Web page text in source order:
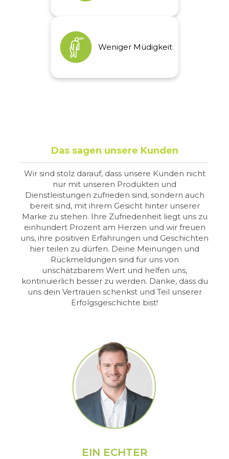
Schilddrüsenhormonen
und zu einer normalen
Schilddrüsenfunktion bei.
Weniger Müdigkeit
Weniger Müdigkeit
Eisen, Folsäure,
Magnesium, Vitamin C,
tragen zur Verringerung
Das sagen unsere Kunden
Wir sind stolz darauf, dass unsere Kunden nicht
nur mit unseren Produkten und
Dienstleistungen zufrieden sind, sondern auch
bereit sind, mit ihrem Gesicht hinter unserer
Marke zu stehen. Ihre Zufriedenheit liegt uns zu
einhundert Prozent am Herzen und wir freuen
uns, ihre positiven Erfahrungen und Geschichten
hier teilen zu dürfen. Deine Meinungen und
Rückmeldungen sind für uns von
unschätzbarem Wert und helfen uns,
kontinuierlich besser zu werden. Danke, dass du
uns dein Vertrauen schenkst und Teil unserer
Erfolgsgeschichte bist!
EIN ECHTER